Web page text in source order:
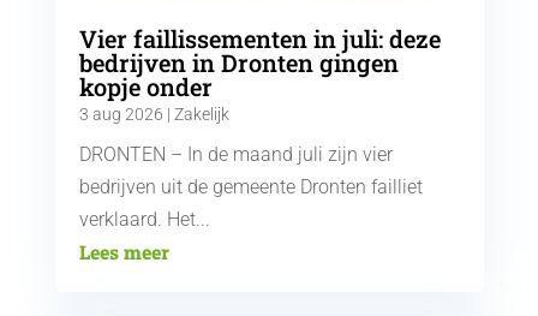
Vier faillissementen in juli: deze
bedrijven in Dronten gingen
kopje onder
3 aug 2026 | Zakelijk
DRONTEN – In de maand juli zijn vier
bedrijven uit de gemeente Dronten failliet
verklaard. Het...
Lees meer